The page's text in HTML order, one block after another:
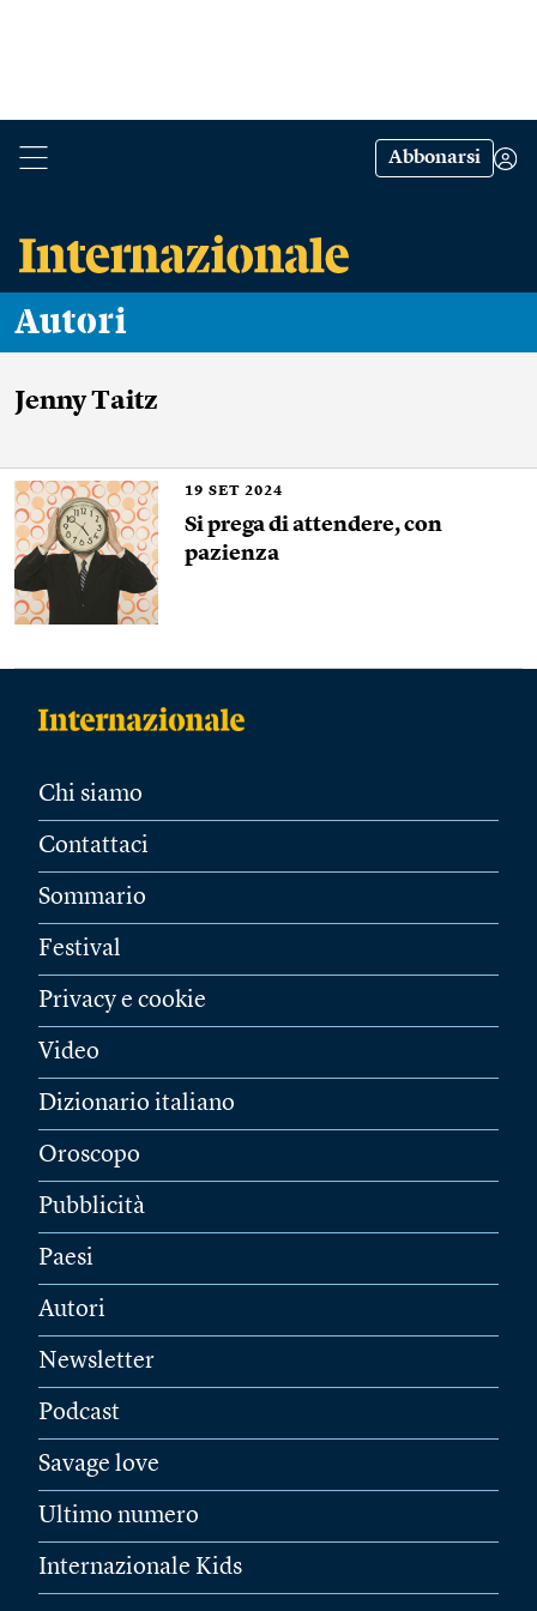
Abbonarsi
Autori
Jenny Taitz
19 SET 2024
Si prega di attendere, con
pazienza
Chi siamo
Contattaci
Sommario
Festival
Privacy e cookie
Video
Dizionario italiano
Oroscopo
Pubblicità
Paesi
Autori
Newsletter
Podcast
Savage love
Ultimo numero
Internazionale Kids